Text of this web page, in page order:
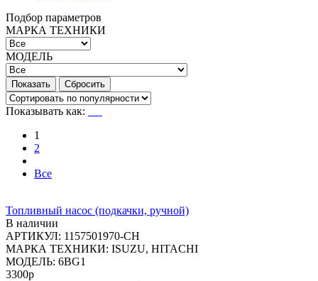
Подбор параметров
МАРКА ТЕХНИКИ
МОДЕЛЬ
Показывать как:
1
2
Все
Топливный насос (подкачки, ручной)
В наличии
АРТИКУЛ: 1157501970-CH
МАРКА ТЕХНИКИ: ISUZU, HITACHI
МОДЕЛЬ: 6BG1
3300р